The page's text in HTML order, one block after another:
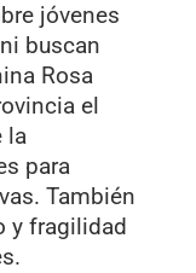
jóvenes
buscan
Rosa
el
la
para
También
y fragilidad